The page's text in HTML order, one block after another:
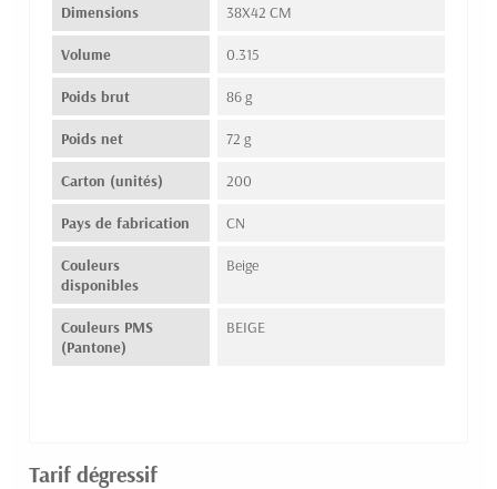
Dimensions 38X42 CM
Volume 0.315
Poids brut 86 g
Poids net 72 g
Carton (unités) 200
Pays de fabrication CN
Couleurs
disponibles
Beige
Couleurs PMS
(Pantone)
BEIGE
Tarif dégressif